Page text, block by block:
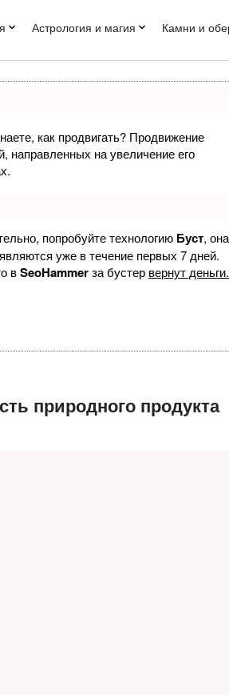
Астрология и магия Камни и
как продвигать? Продвижение
направленных на увеличение его
попробуйте технологию Буст, она
уже в течение первых 7 дней.
вSeoHammerза бустер вернут деньги.
природного продукта